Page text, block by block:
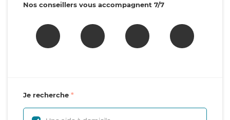
Nos conseillers vous accompagnent 7/7
Je recherche